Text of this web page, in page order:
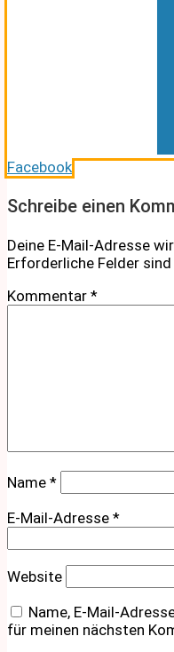
Facebook
Schreibe einen
Deine E-Mail-Adresse
Erforderliche Felder
Kommentar *
Name *
E-Mail-Adresse *
Website
Name, E-Mail-
für meinen nächsten